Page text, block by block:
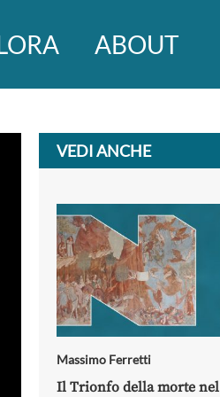
ABOUT
VEDI ANCHE
Massimo Ferretti
Il Trionfo della morte nel